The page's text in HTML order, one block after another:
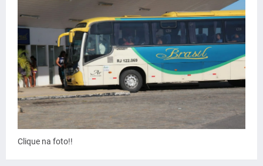
Clique na foto!!